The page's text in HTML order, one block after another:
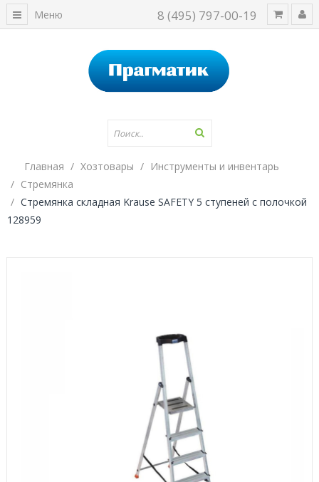
8 (495) 797-00-19
Меню
Главная Хозтовары
Инструменты и инвентарь
Стремянка
Стремянка складная Krause SAFETY 5 ступеней с полочкой
128959